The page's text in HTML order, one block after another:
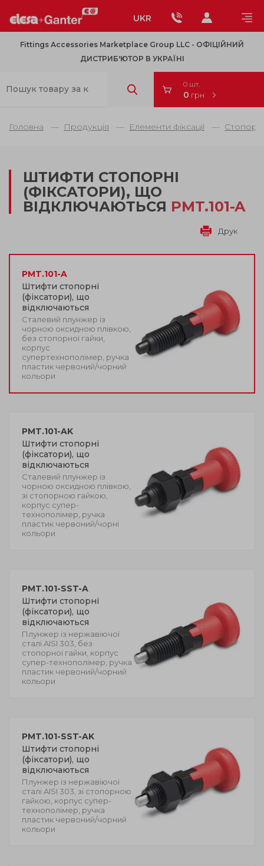
UKR
Fittings Accessories Marketplace Group LLC - OФІЦІЙНИЙ
ДИСТРИБ'ЮТОР В УКРАЇНІ
0 шт.
0 грн
Головна Продукція Елементи фіксації
ШТИФТИ СТОПОРНІ
(ФІКСАТОРИ), ЩО
ВІДКЛЮЧАЮТЬСЯ PMT.101-A
Друк
PMT.101-A
Штифти стопорні
(фіксатори), що
відключаються
Сталевий плунжер із
чорною оксидною плівкою,
без стопорної гайки,
корпус
супертехнополімер, ручка
пластик червоний/чорний
кольори
PMT.101-AK
Штифти стопорні
(фіксатори), що
відключаються
Сталевий плунжер із
чорною оксидною плівкою,
зі стопорною гайкою,
корпус супер-
технополімер, ручка
пластик червоний/чорні
кольори
PMT.101-SST-A
Штифти стопорні
(фіксатори), що
відключаються
Плунжер із нержавіючої
сталі AISI 303, без
стопорної гайки, корпус
супер-технополімер, ручка
пластик червоний/чорний
кольори
PMT.101-SST-AK
Штифти стопорні
(фіксатори), що
відключаються
Плунжер із нержавіючої
сталі AISI 303, зі стопорною
гайкою, корпус супер-
технополімер, ручка
пластик червоний/чорний
кольори